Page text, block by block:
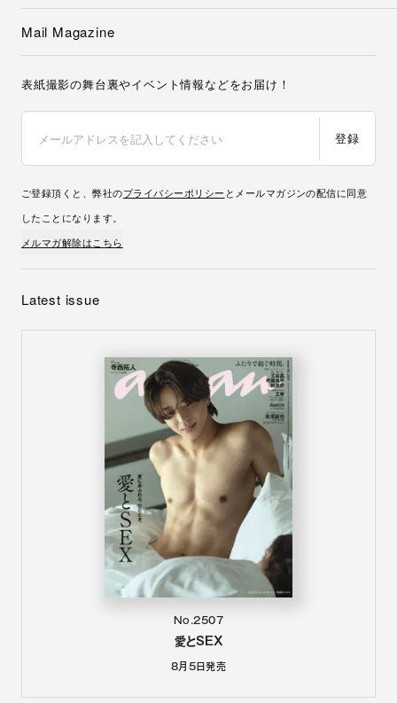
Mail Magazine
表紙撮影の舞台裏やイベント情報などをお届け！
登録
ご登録頂くと、弊社のプライバシーポリシー とメールマガジンの配信に同意
したことになります。
メルマガ解除はこちら
Latest issue
No.2507
愛とSEX
8月5日発売